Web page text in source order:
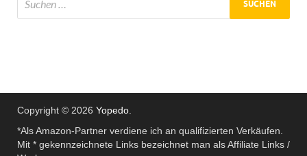
Copyright © 2026 Yopedo
*Als Amazon-Partner verdiene ich an qualifizierten Verkäufen.
Mit * gekennzeichnete Links bezeichnet man als Affiliate Links /